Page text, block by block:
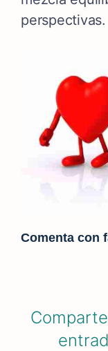
perspectivas.
Comenta con